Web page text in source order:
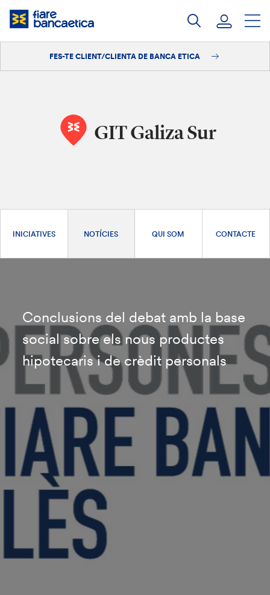
Salta
Iniciar sessióFES-TE CLIENT/CLIENTA DE BANCA ETICA
GIT Galiza Sur
INICIATIVES NOTÍCIES QUI SOM CONTACTE
Conclusions del debat amb la base
social sobre els nous productes
hipotecaris i de crèdit personals